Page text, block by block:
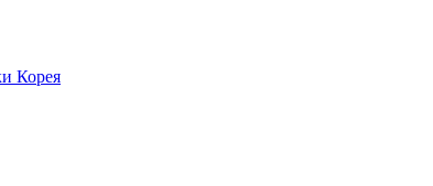
Корея